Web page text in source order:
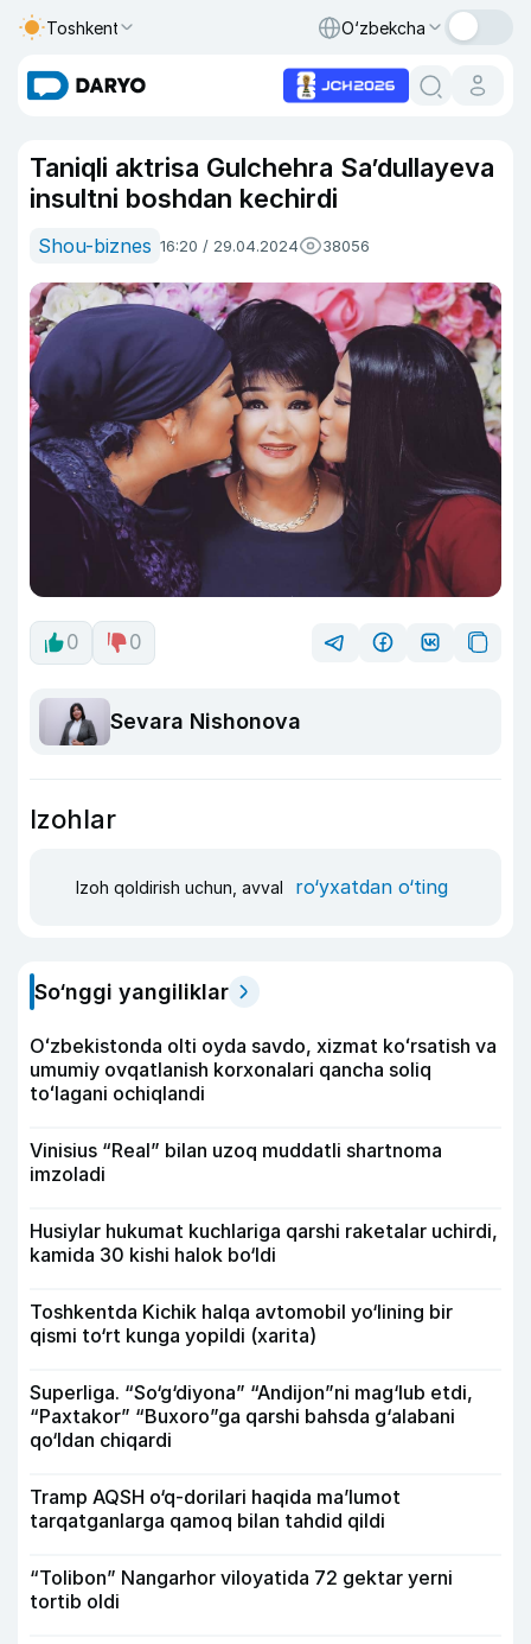
Toshkent O‘zbekcha
Taniqli aktrisa Gulchehra Sa’dullayeva
insultni boshdan kechirdi
Shou-biznes 16:20 / 29.04.2024 38056
0 0
Sevara Nishonova
Izohlar
Izoh qoldirish uchun, avval ro‘yxatdan o‘ting
So‘nggi yangiliklar
Oʻzbekistonda olti oyda savdo, xizmat koʻrsatish va
umumiy ovqatlanish korxonalari qancha soliq
toʻlagani ochiqlandi
Vinisius “Real” bilan uzoq muddatli shartnoma
imzoladi
Husiylar hukumat kuchlariga qarshi raketalar uchirdi,
kamida 30 kishi halok bo‘ldi
Toshkentda Kichik halqa avtomobil yo‘lining bir
qismi to‘rt kunga yopildi (xarita)
Superliga. “So‘g‘diyona” “Andijon”ni mag‘lub etdi,
“Paxtakor” “Buxoro”ga qarshi bahsda g‘alabani
qo‘ldan chiqardi
Tramp AQSH o‘q-dorilari haqida ma’lumot
tarqatganlarga qamoq bilan tahdid qildi
“Tolibon” Nangarhor viloyatida 72 gektar yerni
tortib oldi